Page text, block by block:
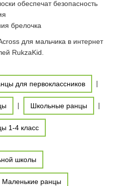
обеспечат безопасность
брелочка
для мальчика в интернет
RukzaKid.
для первоклассников |
| Школьные ранцы |
1-4 класс
школы
Маленькие ранцы